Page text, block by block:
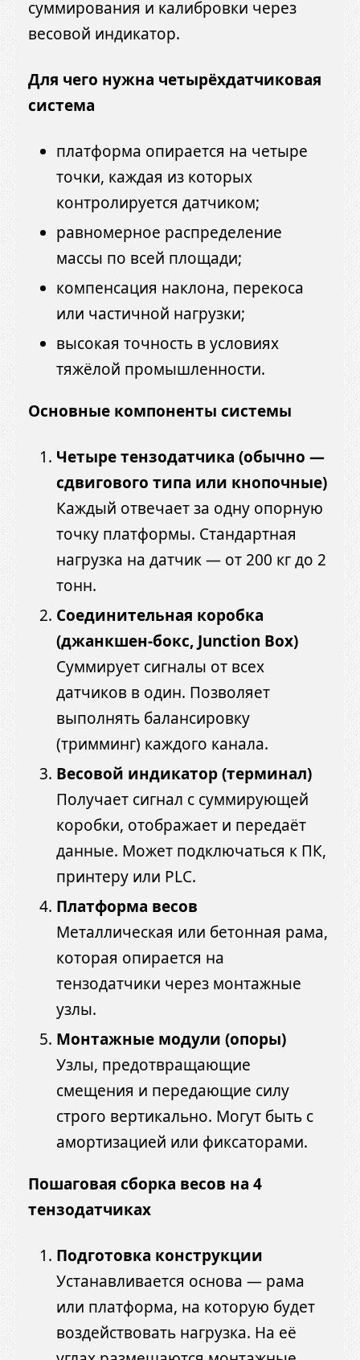
суммирования и калибровки через
весовой индикатор.
Для чего нужна четырёхдатчиковая
система
платформа опирается на четыре
точки, каждая из которых
контролируется датчиком;
равномерное распределение
массы по всей площади;
компенсация наклона, перекоса
или частичной нагрузки;
высокая точность в условиях
тяжёлой промышленности.
Основные компоненты системы
Четыре тензодатчика (обычно —
сдвигового типа или кнопочные)
Каждый отвечает за одну опорную
точку платформы. Стандартная
нагрузка на датчик — от 200 кг до 2
тонн.
Соединительная коробка
(джанкшен-бокс, Junction Box)
Суммирует сигналы от всех
датчиков в один. Позволяет
выполнять балансировку
(тримминг) каждого канала.
Весовой индикатор (терминал)
Получает сигнал с суммирующей
коробки, отображает и передаёт
данные. Может подключаться к ПК,
принтеру или PLC.
Платформа весов
Металлическая или бетонная рама,
которая опирается на
тензодатчики через монтажные
узлы.
Монтажные модули (опоры)
Узлы, предотвращающие
смещения и передающие силу
строго вертикально. Могут быть с
амортизацией или фиксаторами.
Пошаговая сборка весов на 4
тензодатчиках
Подготовка конструкции
Устанавливается основа — рама
или платформа, на которую будет
воздействовать нагрузка. На её